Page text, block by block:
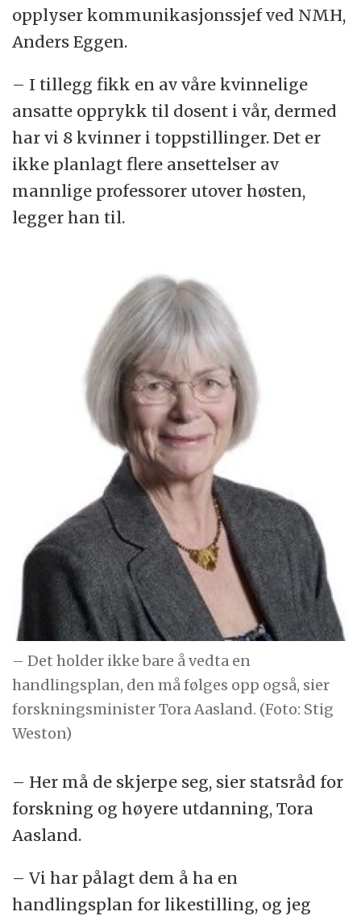
opplyser kommunikasjonssjef ved NMH,
Anders Eggen.
– I tillegg fikk en av våre kvinnelige
ansatte opprykk til dosent i vår, dermed
har vi 8 kvinner i toppstillinger. Det er
ikke planlagt flere ansettelser av
mannlige professorer utover høsten,
legger han til.
– Det holder ikke bare å vedta en
handlingsplan, den må følges opp også, sier
forskningsminister Tora Aasland. (Foto: Stig
Weston)
– Her må de skjerpe seg, sier statsråd for
forskning og høyere utdanning, Tora
Aasland.
– Vi har pålagt dem å ha en
handlingsplan for likestilling, og jeg